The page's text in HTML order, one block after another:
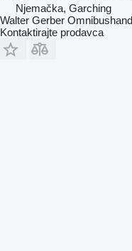
Njemačka, Garching
Walter Gerber
Kontaktirajte prodavca